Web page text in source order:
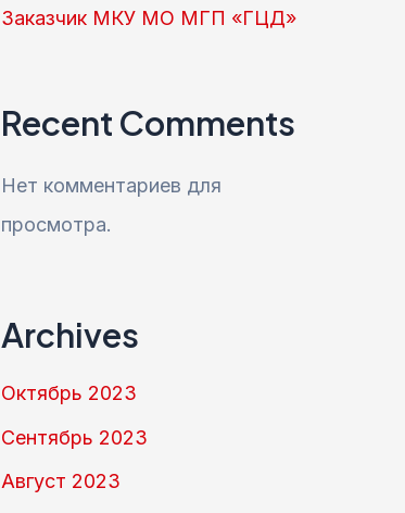
Заказчик МКУ МО МГП «ГЦД»
Recent Comments
Нет комментариев для
просмотра.
Archives
Октябрь 2023
Сентябрь 2023
Август 2023